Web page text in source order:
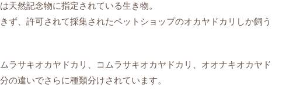
天然記念物に指定されている生き物。
ず、許可されて採集されたペットショップのオカヤドカリしか飼う
ラサキオカヤドカリ、コムラサキオカヤドカリ、オオナキオカヤド
の違いでさらに種類分けされています。